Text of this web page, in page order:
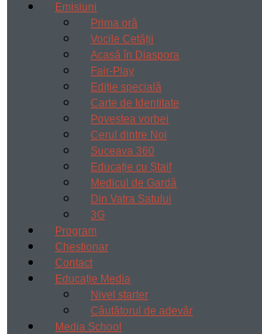
Emisiuni
Prima oră
Vocile Cetății
Acasă în Diaspora
Fair-Play
Ediție specială
Carte de Identitate
Povestea vorbei
Cerul dintre Noi
Suceava 360
Educație cu Ștaif
Medicul de Gardă
Din Vatra Satului
3G
Program
Chestionar
Contact
Educație Media
Nivel starter
Căutătorul de adevăr
Media School